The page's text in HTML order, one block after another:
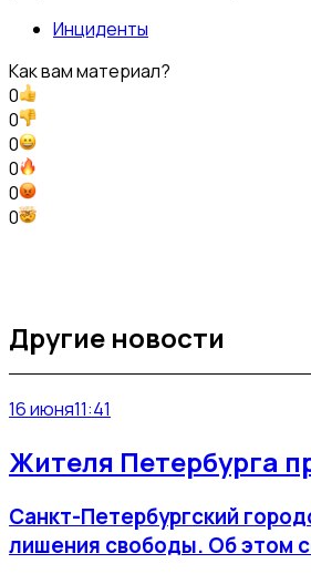
Инциденты
Как вам материал?
0
0
0
0
0
0
Другие новости
16 июня11:41
Жителя Петербурга
Санкт-Петербургский
лишения свободы. Об этом